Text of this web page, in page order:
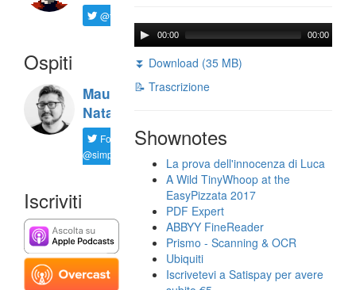
@ftrava
Ospiti
Maurizio
Natali
Follow
@simplemal
Iscriviti
00:00 00:00
⏬ Download (35 MB)
📝 Trascrizione
Shownotes
La prova dell'innocenza di Luca
A Wild TinyWhoop at the
EasyPizzata 2017
PDF Expert
ABBYY FineReader
Prismo - Scanning & OCR
Ubiquiti
Iscrivetevi a Satispay per avere